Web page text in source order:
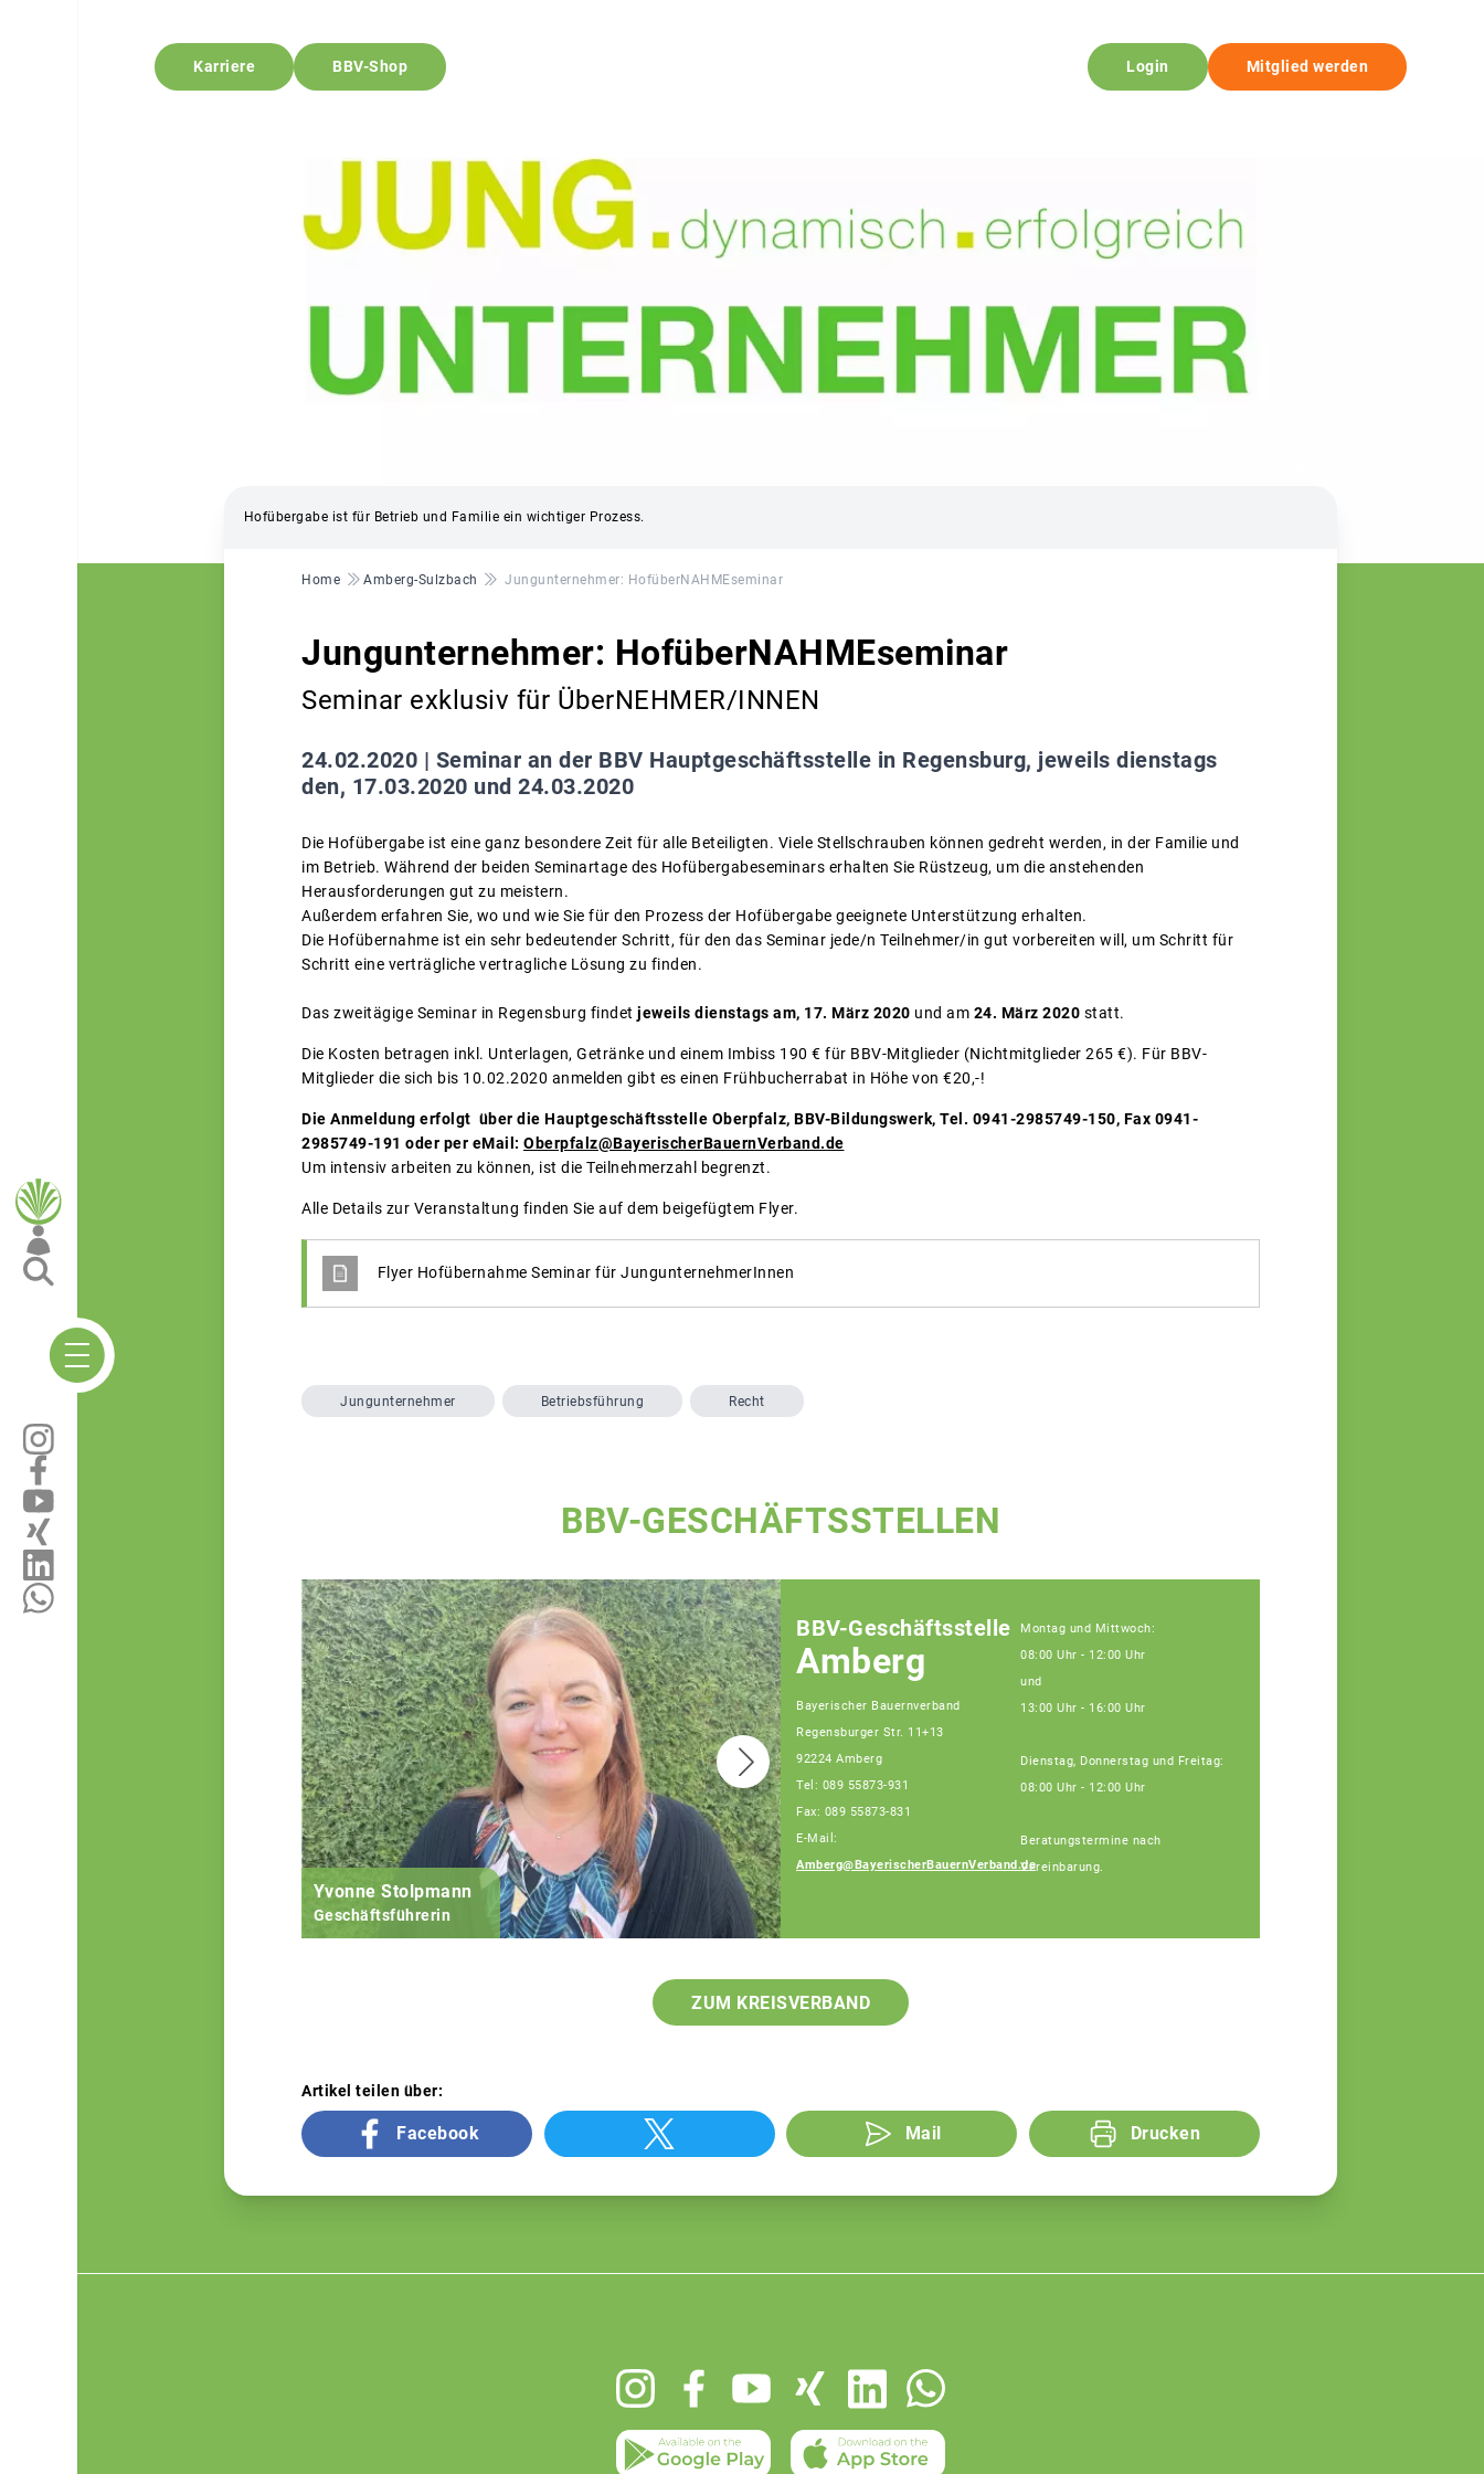
Karriere BBV-Shop Login Mitglied werden
Hofübergabe ist für Betrieb und Familie ein wichtiger Prozess.
Pfadnavigation
Home Amberg-Sulzbach Jungunternehmer: HofüberNAHMEseminar
Jungunternehmer: HofüberNAHMEseminar
Seminar exklusiv für ÜberNEHMER/INNEN
24.02.2020 | Seminar an der BBV Hauptgeschäftsstelle in Regensburg, jeweils dienstags
den, 17.03.2020 und 24.03.2020
Die Hofübergabe ist eine ganz besondere Zeit für alle Beteiligten. Viele Stellschrauben können gedreht werden, in der Familie und
im Betrieb. Während der beiden Seminartage des Hofübergabeseminars erhalten Sie Rüstzeug, um die anstehenden
Herausforderungen gut zu meistern.
Außerdem erfahren Sie, wo und wie Sie für den Prozess der Hofübergabe geeignete Unterstützung erhalten.
Die Hofübernahme ist ein sehr bedeutender Schritt, für den das Seminar jede/n Teilnehmer/in gut vorbereiten will, um Schritt für
Schritt eine verträgliche vertragliche Lösung zu finden.
Das zweitägige Seminar in Regensburg findet jeweils dienstags am, 17. März 2020 und am 24. März 2020 statt.
Die Kosten betragen inkl. Unterlagen, Getränke und einem Imbiss 190 € für BBV-Mitglieder (Nichtmitglieder 265 €). Für BBV-
Mitglieder die sich bis 10.02.2020 anmelden gibt es einen Frühbucherrabat in Höhe von €20,-!
Die Anmeldung erfolgt über die Hauptgeschäftsstelle Oberpfalz, BBV-Bildungswerk, Tel. 0941-2985749-150, Fax 0941-
2985749-191 oder per eMail: Oberpfalz@BayerischerBauernVerband.de
Um intensiv arbeiten zu können, ist die Teilnehmerzahl begrenzt.
Alle Details zur Veranstaltung finden Sie auf dem beigefügtem Flyer.
Flyer Hofübernahme Seminar für JungunternehmerInnen
Jungunternehmer Betriebsführung Recht
BBV-GESCHÄFTSSTELLEN
Yvonne Stolpmann
Geschäftsführerin
BBV-Geschäftsstelle
Amberg
Bayerischer Bauernverband
Regensburger Str. 11+13
92224 Amberg
Tel: 089 55873-931
Fax: 089 55873-831
E-Mail:
Amberg@BayerischerBauernVerband.de
Montag und Mittwoch:
08:00 Uhr - 12:00 Uhr
und
13:00 Uhr - 16:00 Uhr
Dienstag, Donnerstag und Freitag:
08:00 Uhr - 12:00 Uhr
Beratungstermine nach
Vereinbarung.
ZUM KREISVERBAND
Artikel teilen über:
Facebook Mail Drucken